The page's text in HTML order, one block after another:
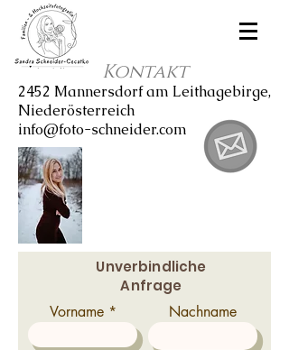
Kontakt
2452 Mannersdorf am Leithagebirge,
Niederösterreich
info@foto-schneider.com
Unverbindliche
Anfrage
Vorname
Nachname